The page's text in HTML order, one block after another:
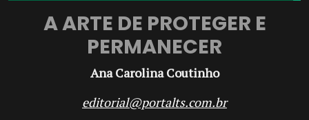
A ARTE DE PROTEGER E
PERMANECER
Ana Carolina Coutinho
editorial@portalts.com.br